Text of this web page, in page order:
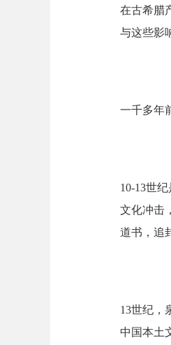
在古希腊
与这些影
一千多年
10-13世
文化冲击
道书，追
13世纪，
中国本土